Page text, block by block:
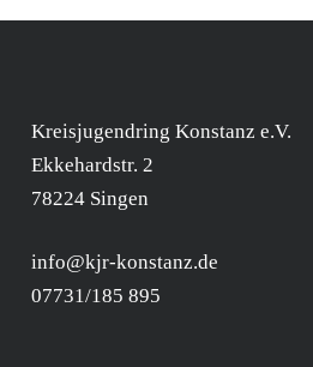
Kreisjugendring Konstanz e.V.
Ekkehardstr. 2
78224 Singen
info@kjr-konstanz.de
07731/185 895